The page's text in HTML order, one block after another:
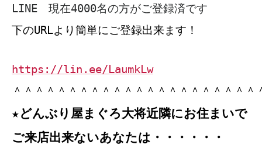
LINE 現在4000名の方がご登録済です
下のURLより簡単にご登録出来ます！
https://lin.ee/LaumkLw
＾＾＾＾＾＾＾＾＾＾＾＾＾＾＾＾＾＾＾＾＾
★どんぶり屋まぐろ大将近隣にお住まいで
ご来店出来ないあなたは・・・・・・